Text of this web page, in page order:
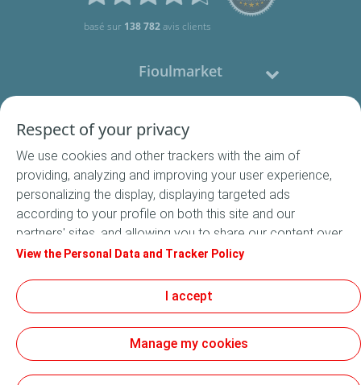
basé sur 138 782avis clients
Fioulmarket
Nous contacter
Suivez-nous
Conditions Générales de Vente
Mentions légales
Données Personnelles
Cookies
Respect of your privacy
We use cookies and other trackers with the aim of
providing, analyzing and improving your user experience,
personalizing the display, displaying targeted ads
according to your profile on both this site and our
partners' sites, and allowing you to share our content over
social media. In accordance with French legislation,
default. You can change your cookie settings at any time
by clicking on the "Manage my cookies" button. By clicking
on the "Accept" button, you agree that we may store all
cookies on your device. If you click on "Decline", only the
View the Personal Data and Tracker Policy
I accept
Manage my cookies